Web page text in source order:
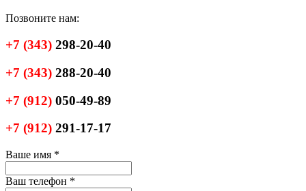
Позвоните нам:
+7 (343) 298-20-40
+7 (343) 288-20-40
+7 (912) 050-49-89
+7 (912) 291-17-17
Ваше имя *
Ваш телефон *